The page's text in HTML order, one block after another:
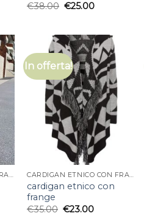
€38.00 €25.00
CARDIGAN ETNICO CON FRANGE
In offerta!
CARDIGAN ETNICO CON FRANGE
cardigan etnico con
frange
€35.00 €23.00